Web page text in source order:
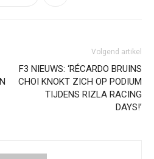
Volgend artikel
F3 NIEUWS: ‘RÉCARDO BRUINS
CHOI KNOKT ZICH OP PODIUM
TIJDENS RIZLA RACING
DAYS!’